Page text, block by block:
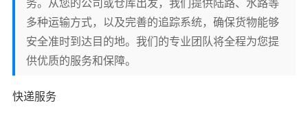
多种运输方式，以及完善的追踪系统，确保货物能够
安全准时到达目的地。我们的专业团队将全程为您提
供优质的服务和保障。
快递服务